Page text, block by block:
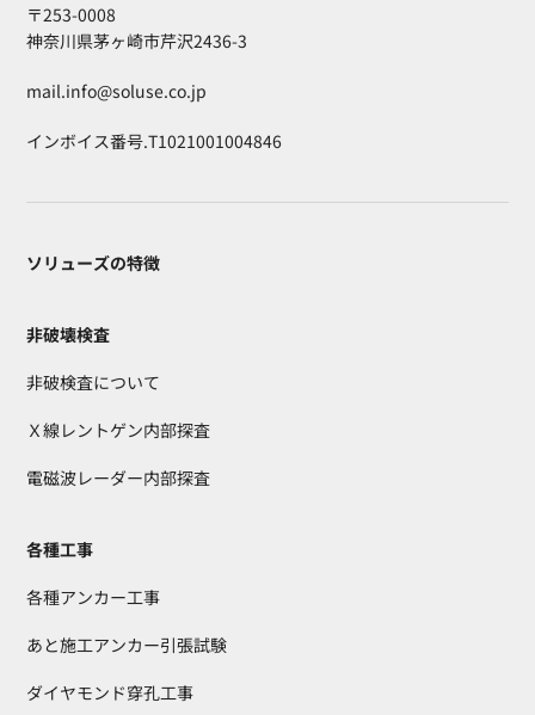
〒253-0008
神奈川県茅ヶ崎市芹沢2436-3
mail.info@soluse.co.jp
インボイス番号.T1021001004846
ソリューズの特徴
非破壊検査
非破検査について
Ｘ線レントゲン内部探査
電磁波レーダー内部探査
各種工事
各種アンカー工事
あと施工アンカー引張試験
ダイヤモンド穿孔工事